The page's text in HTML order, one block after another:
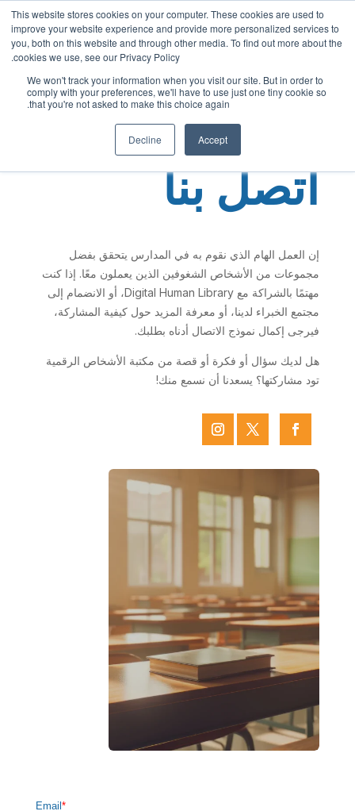
This website stores cookies on your computer. These cookies are used to
improve your website experience and provide more personalized services to
you, both on this website and through other media. To find out more about the
cookies we use, see our Privacy Policy.
We won't track your information when you visit our site. But in order to
comply with your preferences, we'll have to use just one tiny cookie so
that you're not asked to make this choice again.
Accept
Decline
اتصل بنا
إن العمل الهام الذي نقوم به في المدارس يتحقق بفضل
مجموعات من الأشخاص الشغوفين الذين يعملون معًا. إذا كنت
مهتمًا بالشراكة مع Digital Human Library، أو الانضمام إلى
مجتمع الخبراء لدينا، أو معرفة المزيد حول كيفية المشاركة،
فيرجى إكمال نموذج الاتصال أدناه بطلبك.
هل لديك سؤال أو فكرة أو قصة من مكتبة الأشخاص الرقمية
تود مشاركتها؟ يسعدنا أن نسمع منك!
Arabic
English
French
Spanish
Tagalog
Italian